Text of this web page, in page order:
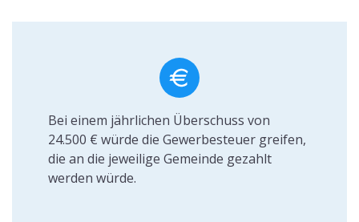
verstanden, mit derkeine Gewinnerzielungsabsicht
Tätigkeit, also der Installation einer PV-Anlage,
langfristig keine Gewinne erzielt werden. Im Zuge der
neuen Regelungen hat die Liebhaberei für PV-Anlagen
bis zu einer 30 kW Leistung keine Bedeutung mehr. Bis
Ende 2022 profitieren Betreiber einer PV-Anlage von
folgenden Regelungen der Liebhaberei:
Befreiung der Einkommensteuer